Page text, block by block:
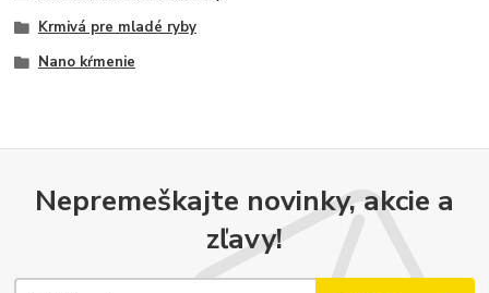
Krmivá pre mladé ryby
Nano kŕmenie
Nepremeškajte novinky, akcie a
zľavy!